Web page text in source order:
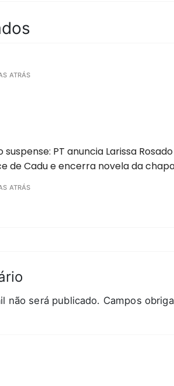
ATRÁS
suspense: PT anuncia Larissa Rosado
de Cadu e encerra novela da
ATRÁS
não será publicado. Campos